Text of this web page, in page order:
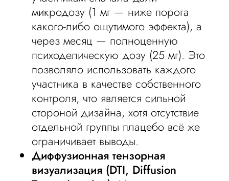
микродозу (1 мг — ниже порога
какого-либо ощутимого эффекта), а
через месяц — полноценную
психоделическую дозу (25 мг). Это
позволяло использовать каждого
участника в качестве собственного
контроля, что является сильной
стороной дизайна, хотя отсутствие
отдельной группы плацебо всё же
ограничивает выводы.
Диффузионная тензорная
визуализация (DTI, Diffusion